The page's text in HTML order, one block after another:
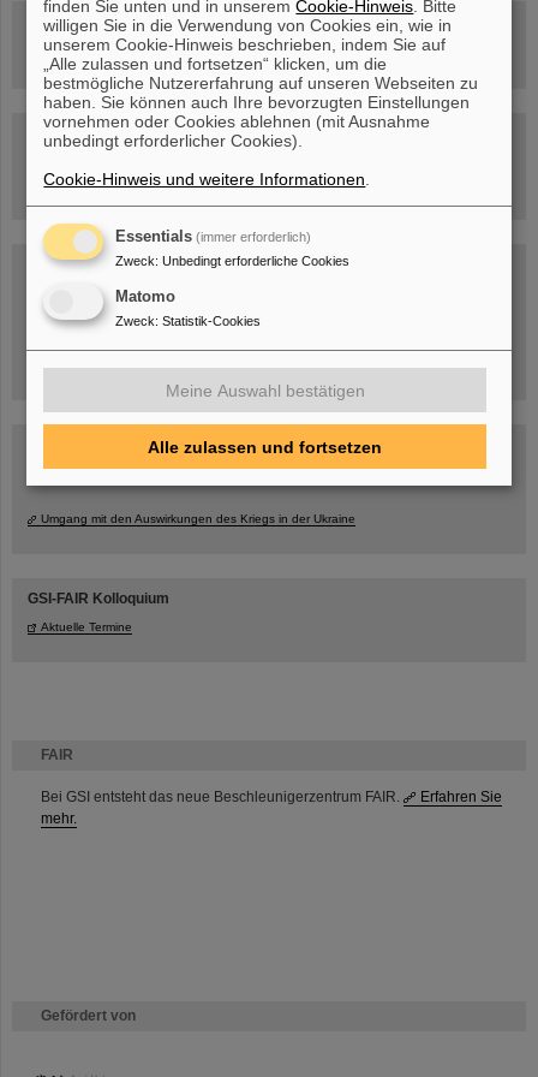
FAIR
Bei GSI entsteht das neue Beschleunigerzentrum FAIR.
Erfahren Sie
mehr.
Gefördert von
Rundflug über die FAIR-Baustelle
Besichtigung von GSI/FAIR –
jetzt Termin buchen!
Blog Beam On
Menschen
Umgang mit den Auswirkungen des Kriegs in der Ukraine
GSI-FAIR Kolloquium
Aktuelle Termine
finden Sie unten und in unseremCookie-Hinweis . Bitte
willigen Sie in die Verwendung von Cookies ein, wie in
unserem Cookie-Hinweis beschrieben, indem Sie auf
„Alle zulassen und fortsetzen“ klicken, um die
bestmögliche Nutzererfahrung auf unseren Webseiten zu
haben. Sie können auch Ihre bevorzugten Einstellungen
vornehmen oder Cookies ablehnen (mit Ausnahme
unbedingt erforderlicher Cookies).
Cookie-Hinweis und weitere Informationen
Essentials (immer erforderlich)
Zweck: Unbedingt erforderliche Cookies
Matomo
Zweck: Statistik-Cookies
Meine Auswahl bestätigen
Alle zulassen und fortsetzen